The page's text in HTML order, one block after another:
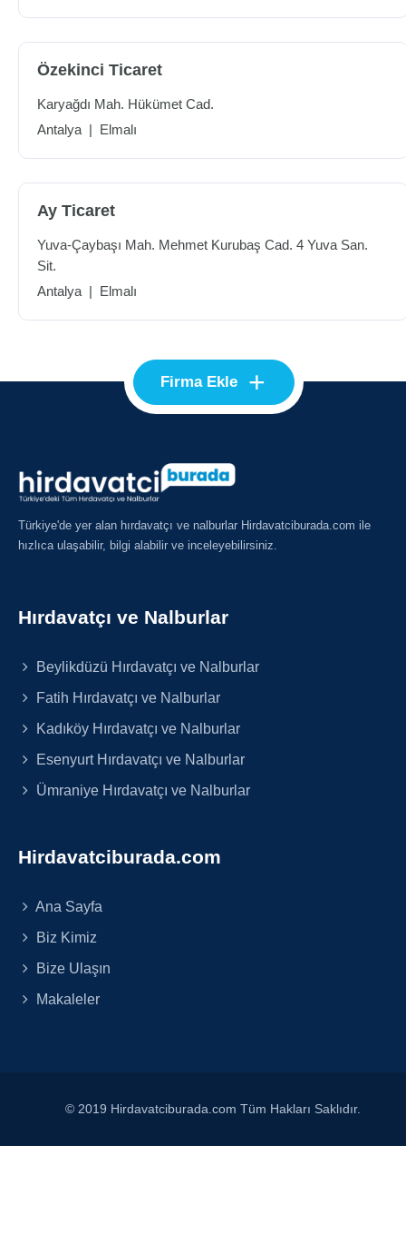
Özekinci Ticaret
Karyağdı Mah. Hükümet Cad.
Antalya | Elmalı
Ay Ticaret
Yuva-Çaybaşı Mah. Mehmet Kurubaş Cad. 4 Yuva San.
Sit.
Antalya | Elmalı
Firma Ekle +
Türkiye'de yer alan hırdavatçı ve nalburlar Hirdavatciburada.com ile
hızlıca ulaşabilir, bilgi alabilir ve inceleyebilirsiniz.
Hırdavatçı ve Nalburlar
Beylikdüzü Hırdavatçı ve Nalburlar
Fatih Hırdavatçı ve Nalburlar
Kadıköy Hırdavatçı ve Nalburlar
Esenyurt Hırdavatçı ve Nalburlar
Ümraniye Hırdavatçı ve Nalburlar
Hirdavatciburada.com
Ana Sayfa
Biz Kimiz
Bize Ulaşın
Makaleler
© 2019 Hirdavatciburada.com Tüm Hakları Saklıdır.